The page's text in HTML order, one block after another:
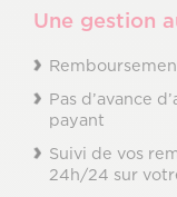
Une gestion
Pas d’avance
payant
Suivi de vos
24h/24 sur